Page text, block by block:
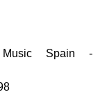
Spain -